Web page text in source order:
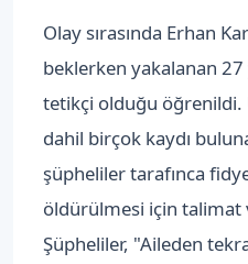
Olay sırasında Erhan
beklerken yakalanan 27
tetikçi olduğu öğrenildi.
dahil birçok kaydı
şüpheliler tarafınca
öldürülmesi için talimat
Şüpheliler, "Aileden